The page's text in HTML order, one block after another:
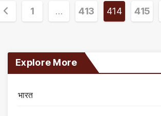
1 … 413 414 415
Explore More
भारत